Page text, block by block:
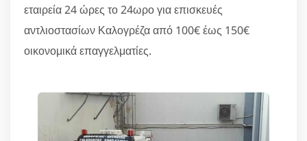
εταιρεία 24 ώρες το 24ωρο για επισκευές
αντλιοστασίων Καλογρέζα από 100€ έως 150€
οικονομικά επαγγελματίες.